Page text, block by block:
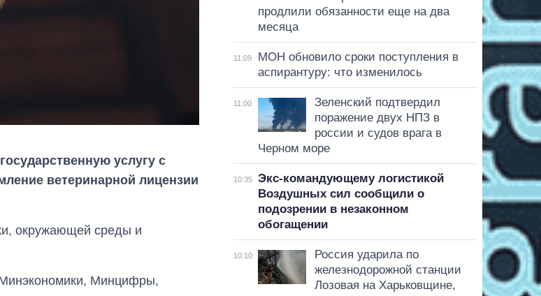
услугу с
ветеринарной лицензии
окружающей среды и
Минэкономики, Минцифры,
продлили обязанности еще на два
месяца
11:09
МОН обновило сроки поступления в
аспирантуру: что изменилось
11:00
Зеленский подтвердил
поражение двух НПЗ в
россии и судов врага в
Черном море
10:35
Экс-командующему логистикой
Воздушных сил сообщили о
подозрении в незаконном
обогащении
10:10
Россия ударила по
железнодорожной станции
Лозовая на Харьковщине,